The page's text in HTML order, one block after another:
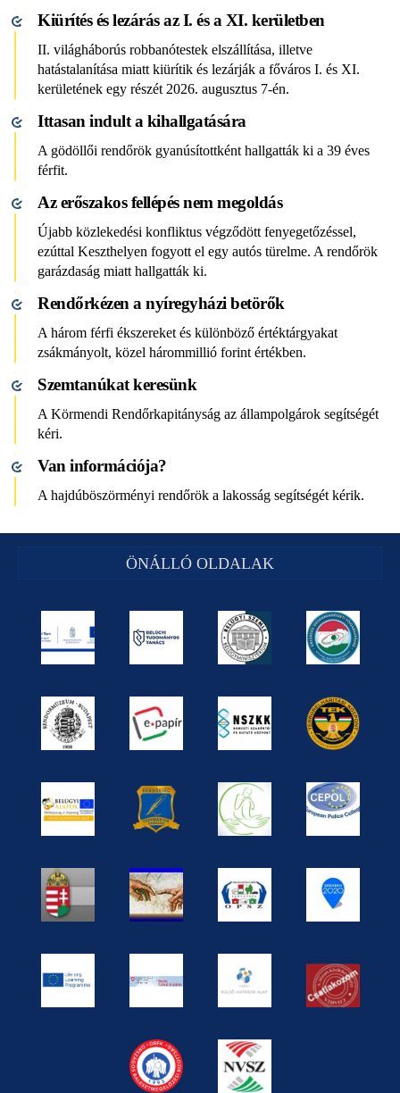
Kiürítés és lezárás az I. és a XI. kerületben
II. világháborús robbanótestek elszállítása, illetve
hatástalanítása miatt kiürítik és lezárják a főváros I. és XI.
kerületének egy részét 2026. augusztus 7-én.
Ittasan indult a kihallgatására
A gödöllői rendőrök gyanúsítottként hallgatták ki a 39 éves
férfit.
Az erőszakos fellépés nem megoldás
Újabb közlekedési konfliktus végződött fenyegetőzéssel,
ezúttal Keszthelyen fogyott el egy autós türelme. A rendőrök
garázdaság miatt hallgatták ki.
Rendőrkézen a nyíregyházi betörők
A három férfi ékszereket és különböző értéktárgyakat
zsákmányolt, közel hárommillió forint értékben.
Szemtanúkat keresünk
A Körmendi Rendőrkapitányság az állampolgárok segítségét
kéri.
Van információja?
A hajdúböszörményi rendőrök a lakosság segítségét kérik.
ÖNÁLLÓ OLDALAK